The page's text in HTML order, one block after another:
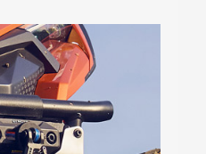
TEMPIMO GERVĖ
pelkės – ištraukti